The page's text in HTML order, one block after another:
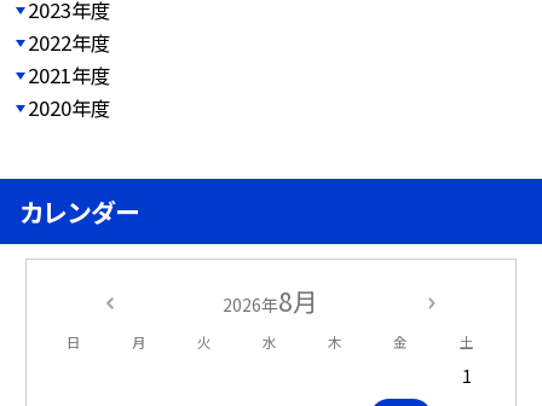
2023年度
2022年度
2021年度
2020年度
カレンダー
2026年8月
日 月 火 水 木 金 土
1